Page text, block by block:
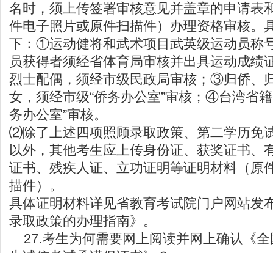
名时，须上传签署审核意见并盖章的申请表
件电子照片或原件扫描件）办理资格审核。
下：①运动健将和武术项目武英级运动员称
员获得者须经省体育局审核并出具运动成
烈士配偶，须经市级民政局审核；③归侨、
女，须经市级“侨务办公室”审核；④台湾省
务办公室”审核。
⑵除了上述四项照顾录取政策、第二学历免
以外，其他考生应上传身份证、获奖证书、
证书、残疾人证、立功证明等证明材料（原
描件）。
具体证明材料详见省教育考试院门户网站发
录取政策的办理指南》。
27.考生为何需要网上阅读并网上确认《